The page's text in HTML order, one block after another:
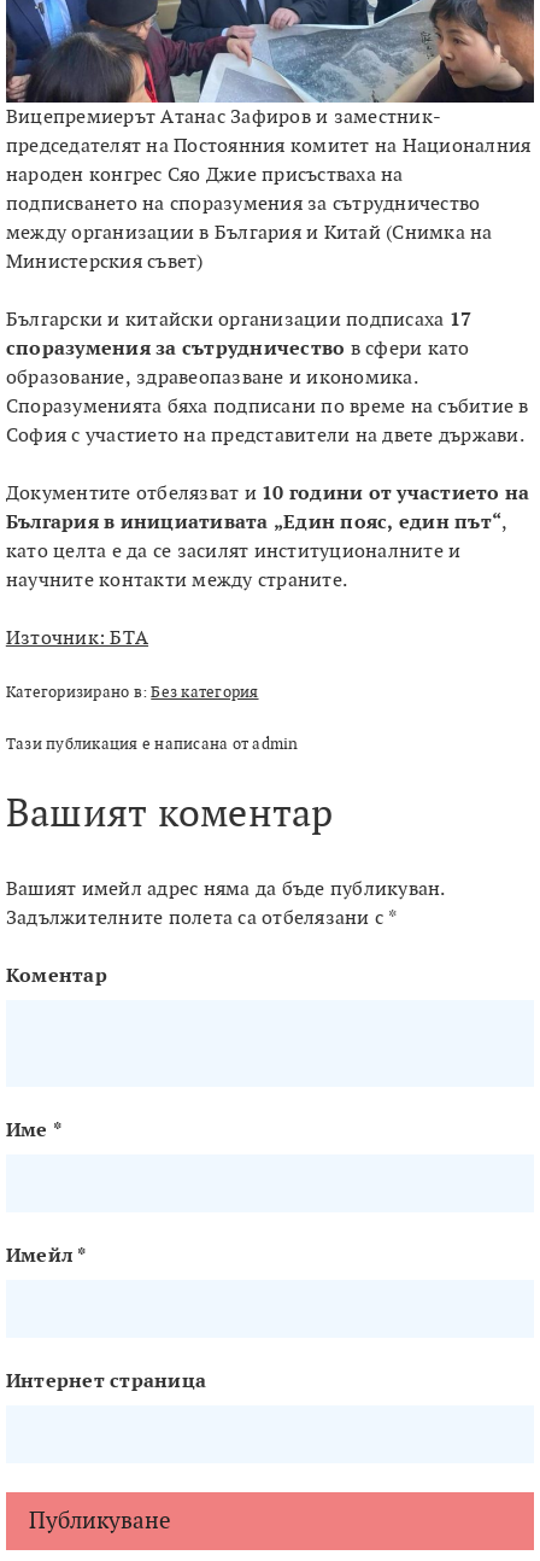
Вицепремиерът Атанас Зафиров и заместник-
председателят на Постоянния комитет на Националния
народен конгрес Сяо Джие присъстваха на
подписването на споразумения за сътрудничество
между организации в България и Китай (Снимка на
Министерския съвет)
Български и китайски организации подписаха 17
споразумения за сътрудничество в сфери като
образование, здравеопазване и икономика.
Споразуменията бяха подписани по време на събитие в
София с участието на представители на двете държави.
Документите отбелязват и 10 години от участието на
България в инициативата „Един пояс, един път“,
като целта е да се засилят институционалните и
научните контакти между страните.
Източник: БТА
Категоризирано в:Без категория
Тази публикация е написана от admin
Вашият коментар
Вашият имейл адрес няма да бъде публикуван.
Задължителните полета са отбелязани с *
Коментар
Име *
Имейл *
Интернет страница